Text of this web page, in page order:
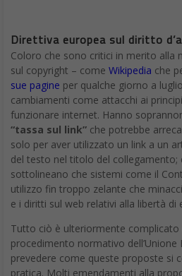
Direttiva europea sul diritto
Coloro che sono critici in merito alla
sul copyright – come Wikipedia che
sue pagine per qualche giorno a
cambiamenti come attacchi ai
funzionare internet. Hanno
“tassa sul link” che potrebbe
solo per aver utilizzato un link a un
del testo nel titolo del
sottolineano che sistemi come il
utilizzo fin troppo zelante che
e i diritti sul web relativi alla libertà di
Tutto ciò è ulteriormente complicato
procedimento normativo dell’Unione
prevedere come queste proposte si
pratica. Molti emendamenti alla